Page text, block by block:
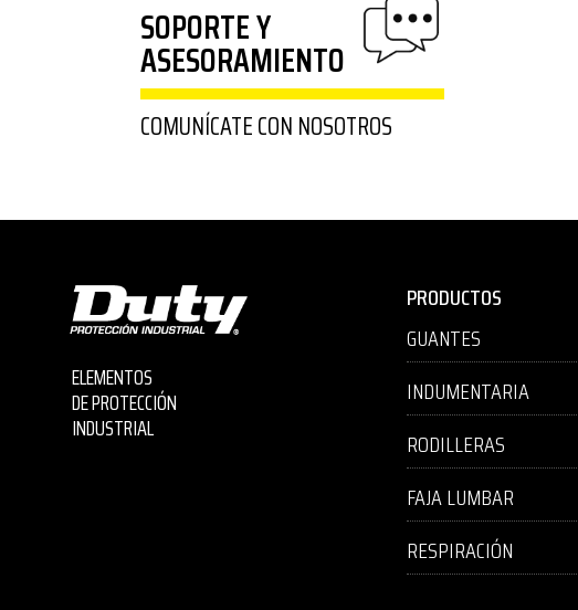
SOPORTE Y
ASESORAMIENTO
COMUNÍCATE CON NOSOTROS
ELEMENTOS
DE PROTECCIÓN
INDUSTRIAL
PRODUCTOS
GUANTES
INDUMENTARIA
RODILLERAS
FAJA LUMBAR
RESPIRACIÓN